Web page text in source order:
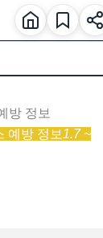
방 정보
예방 정보 1.7 ~